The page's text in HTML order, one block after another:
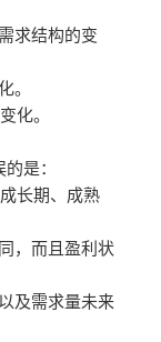
求结构的变
。
化。
是：
长期、成熟
，而且盈利状
及需求量未来